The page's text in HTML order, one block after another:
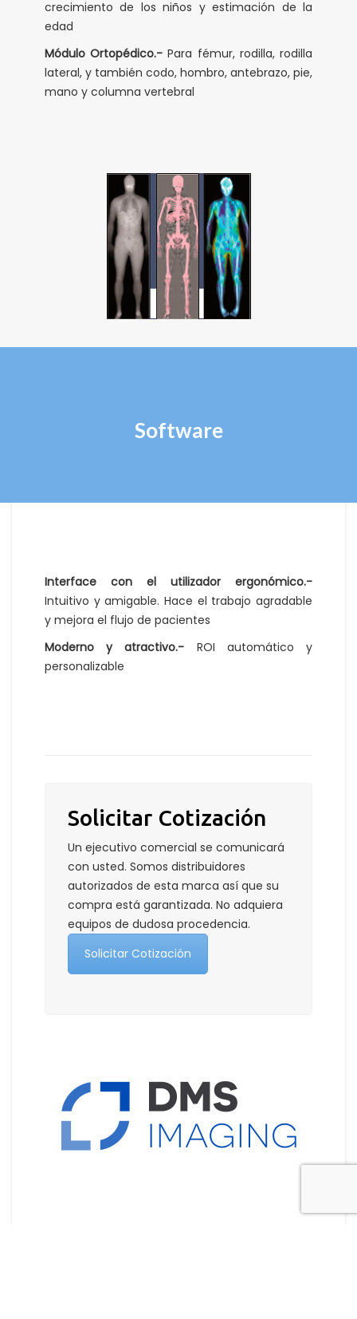
crecimiento de los niños y estimación de la
edad
Módulo Ortopédico.- Para fémur, rodilla, rodilla
lateral, y también codo, hombro, antebrazo, pie,
mano y columna vertebral
Software
Interface con el utilizador ergonómico.-
Intuitivo y amigable. Hace el trabajo agradable
y mejora el flujo de pacientes
Moderno y atractivo.- ROI automático y
personalizable
Solicitar Cotización
Un ejecutivo comercial se comunicará
con usted. Somos distribuidores
autorizados de esta marca así que su
compra está garantizada. No adquiera
equipos de dudosa procedencia.
Solicitar Cotización